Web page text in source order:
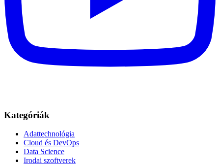
Kategóriák
Adattechnológia
Cloud és DevOps
Data Science
Irodai szoftverek